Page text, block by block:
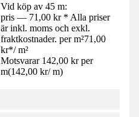
Vid köp av 45 m:
pris — 71,00 kr * Alla priser
är inkl. moms och exkl.
fraktkostnader. per m²71,00
kr*/ m²
Motsvarar 142,00 kr per
m(142,00 kr/ m)